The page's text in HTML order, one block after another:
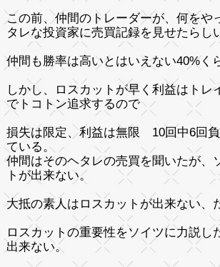
この前、仲間のトレーダーが、何をや
タレな投資家に売買記録を見せたらし
仲間も勝率は高いとはいえない40%く
しかし、ロスカットが早く利益はトレ
でトコトン追求するので
損失は限定、利益は無限 10回中6回
ている。
仲間はそのヘタレの売買を聞いたが、
トが出来ない。
大抵の素人はロスカットが出来ない、
ロスカットの重要性をソイツに力説し
出来ない。